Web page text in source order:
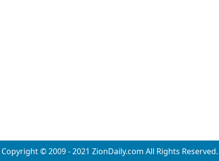
Copyright © 2009 - 2021 ZionDaily.com All Rights Reserved.